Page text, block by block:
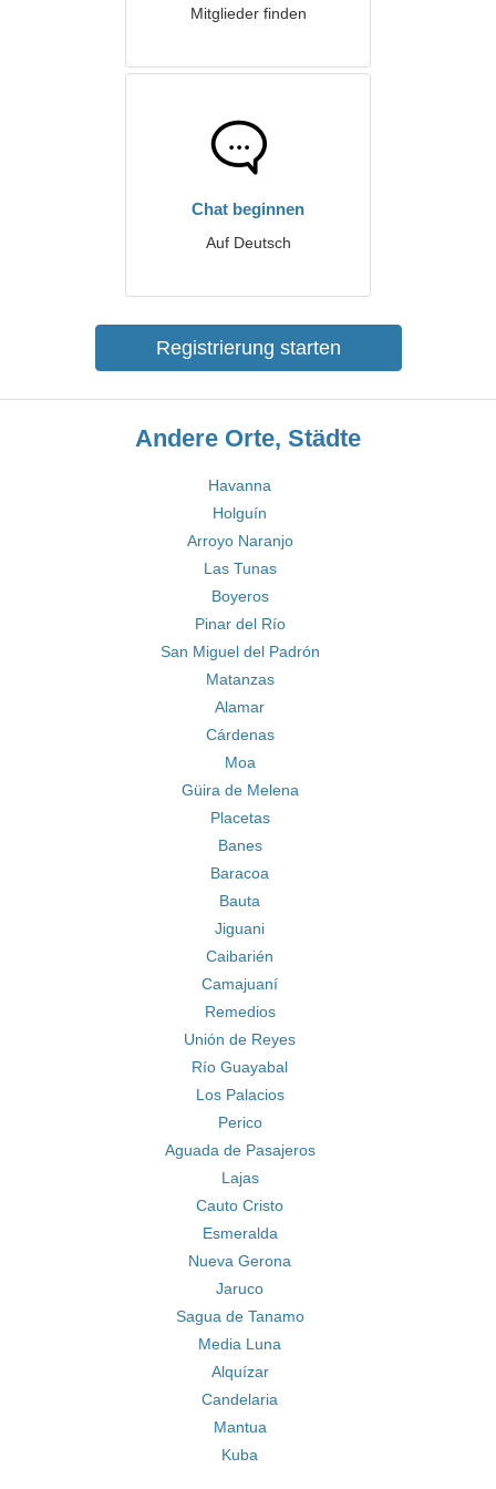
Mitglieder finden
Chat beginnen
Auf Deutsch
Registrierung starten
Andere Orte, Städte
Havanna
Holguín
Arroyo Naranjo
Las Tunas
Boyeros
Pinar del Río
San Miguel del Padrón
Matanzas
Alamar
Cárdenas
Moa
Güira de Melena
Placetas
Banes
Baracoa
Bauta
Jiguani
Caibarién
Camajuaní
Remedios
Unión de Reyes
Río Guayabal
Los Palacios
Perico
Aguada de Pasajeros
Lajas
Cauto Cristo
Esmeralda
Nueva Gerona
Jaruco
Sagua de Tanamo
Media Luna
Alquízar
Candelaria
Mantua
Kuba